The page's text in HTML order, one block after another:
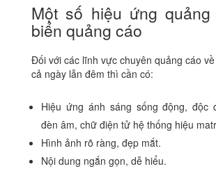
Một số hiệu ứng
biển quảng cáo
Đối với các lĩnh vực chuyên quảng cáo
cả ngày lẫn đêm thì cần có:
Hiệu ứng ánh sáng sống động, độc
đèn âm, chữ điện tử hệ thống hiệu
Hình ảnh rõ ràng, đẹp mắt.
Nội dung ngắn gọn, dễ hiểu.